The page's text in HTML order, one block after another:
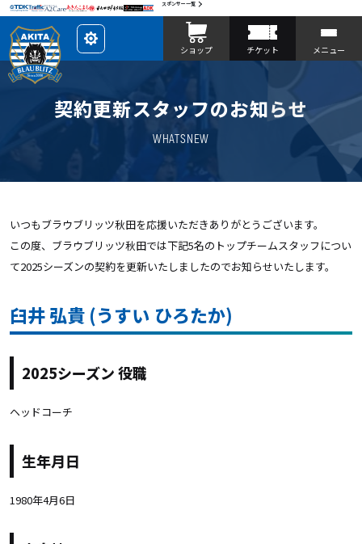
スポンサー一覧
レ
イ
ア
カ
ス
ショップ チケット メニュー
契約更新スタッフのお知らせ
WHATSNEW
いつもブラウブリッツ秋田を応援いただきありがとうございます。
この度、ブラウブリッツ秋田では下記5名のトップチームスタッフについ
て2025シーズンの契約を更新いたしましたのでお知らせいたします。
臼井 弘貴 (うすい ひろたか)
2025シーズン 役職
ヘッドコーチ
生年月日
1980年4月6日